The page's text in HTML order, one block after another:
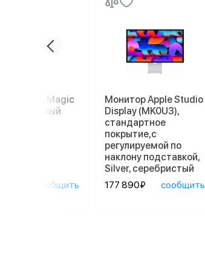
Apple Magic
2, белый
сообщить
Монитор Apple Studio
Display (MK0U3),
стандартное
покрытие,с
регулируемой по
наклону подставкой,
Silver, серебристый
177 890₽
сообщить